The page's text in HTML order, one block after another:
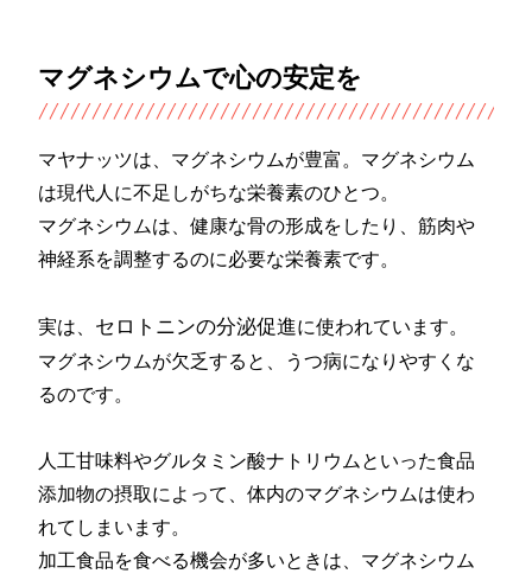
マグネシウムで心の安定を
マヤナッツは、マグネシウムが豊富。マグネシウム
は現代人に不足しがちな栄養素のひとつ。
マグネシウムは、健康な骨の形成をしたり、筋肉や
神経系を調整するのに必要な栄養素です。
実は、 セロトニンの分泌促進に使われています。
マグネシウムが欠乏すると、うつ病になりやすくな
るのです。
人工甘味料やグルタミン酸ナトリウムといった食品
添加物の摂取によって、体内のマグネシウムは使わ
れてしまいます。
加工食品を食べる機会が多いときは、マグネシウム